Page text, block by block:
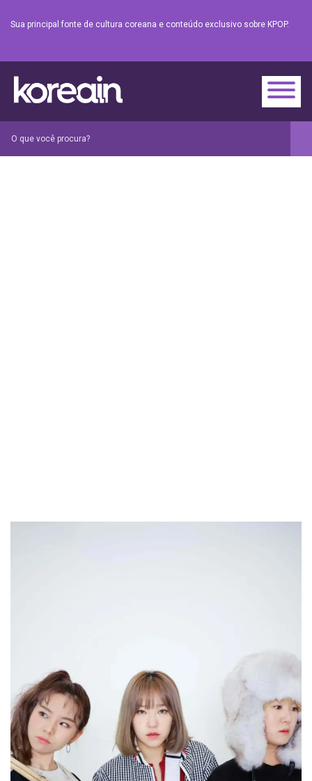
Sua principal fonte de cultura coreana e conteúdo exclusivo sobre KPOP.